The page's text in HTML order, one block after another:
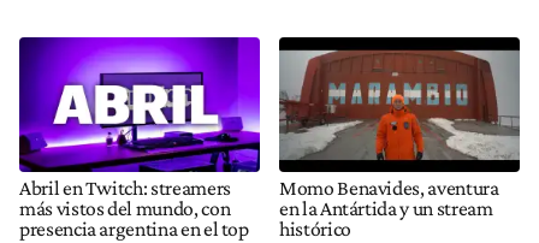
Abril en Twitch: streamers
más vistos del mundo, con
presencia argentina en el top
Momo Benavides, aventura
en la Antártida y un stream
histórico